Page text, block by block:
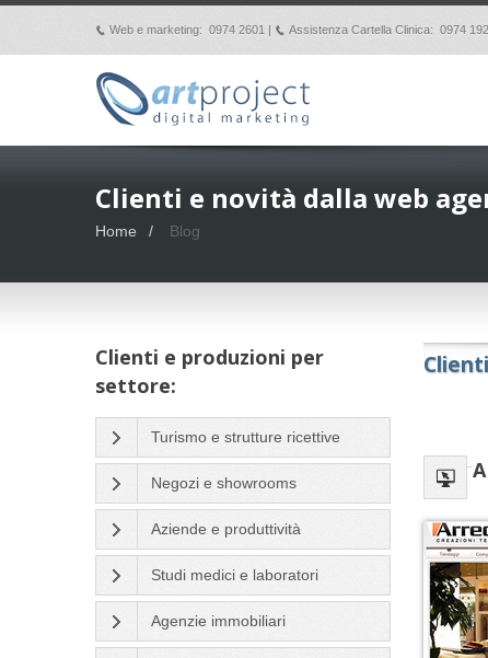
p Web e marketing: 0974 2601 | p Assistenza Cartella Clinica: 0974
Clienti e novità dalla web
Home Blog
Clienti e produzioni per
settore:
Turismo e strutture ricettive
Negozi e showrooms
Aziende e produttività
Studi medici e laboratori
Agenzie immobiliari